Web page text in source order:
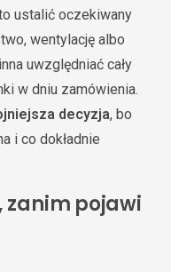
ustalić oczekiwany
wentylację albo
uwzględniać cały
w dniu zamówienia.
decyzja, bo
i co dokładnie
zanim pojawi